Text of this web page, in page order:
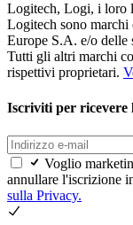
Logitech, Logi, i loro
Logitech sono
Europe S.A. e/o delle
Tutti gli altri marchi
rispettivi proprietari.
Iscriviti per ricevere
Voglio
annullare l'iscrizione
sulla Privacy.